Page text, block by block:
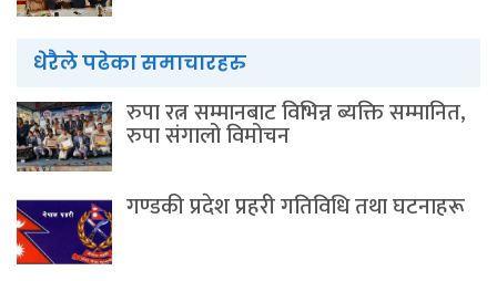
धेरैले पढेका समाचारहरु
रुपा रत्न सम्मानबाट विभिन्न ब्यक्ति सम्मानित,
रुपा संगालो विमोचन
गण्डकी प्रदेश प्रहरी गतिविधि तथा घटनाहरू